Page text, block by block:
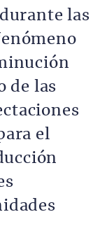
las
de las
el